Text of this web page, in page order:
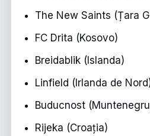
The New Saints (Țara
FC Drita (Kosovo)
Breidablik (Islanda)
Linfield (Irlanda de
Buducnost
Rijeka (Croația)